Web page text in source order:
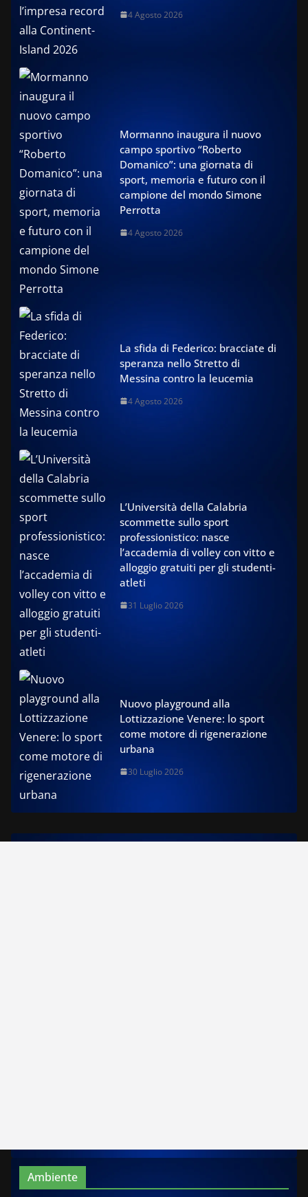
4 Agosto 2026
Mormanno inaugura il nuovo
campo sportivo “Roberto
Domanico”: una giornata di
sport, memoria e futuro con il
campione del mondo Simone
Perrotta
4 Agosto 2026
La sfida di Federico: bracciate di
speranza nello Stretto di
Messina contro la leucemia
4 Agosto 2026
L’Università della Calabria
scommette sullo sport
professionistico: nasce
l’accademia di volley con vitto e
alloggio gratuiti per gli studenti-
atleti
31 Luglio 2026
Nuovo playground alla
Lottizzazione Venere: lo sport
come motore di rigenerazione
urbana
30 Luglio 2026
Ambiente